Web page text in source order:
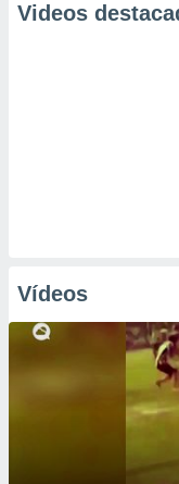
Videos
Vídeos